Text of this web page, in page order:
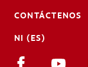
CONTÁCTENOS
NI (ES)